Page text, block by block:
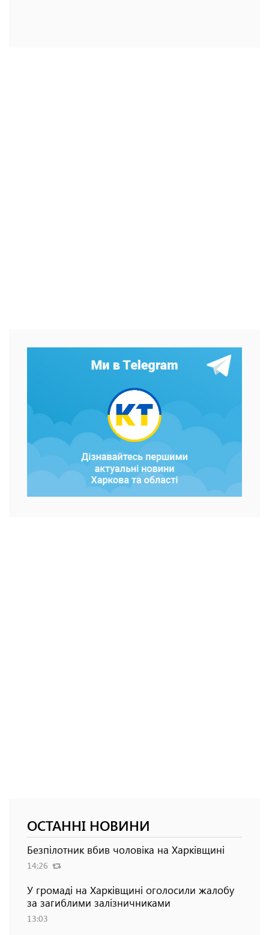
ОСТАННІ НОВИНИ
Безпілотник вбив чоловіка на Харківщині
14:26
У громаді на Харківщині оголосили жалобу
за загиблими залізничниками
13:03